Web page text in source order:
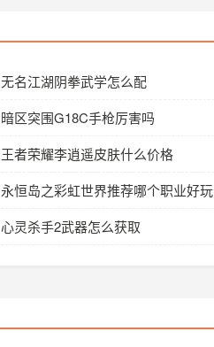
无名江湖阴拳武学怎么配
暗区突围G18C手枪厉害吗
王者荣耀李逍遥皮肤什么价格
永恒岛之彩虹世界推荐哪个职业好玩
心灵杀手2武器怎么获取